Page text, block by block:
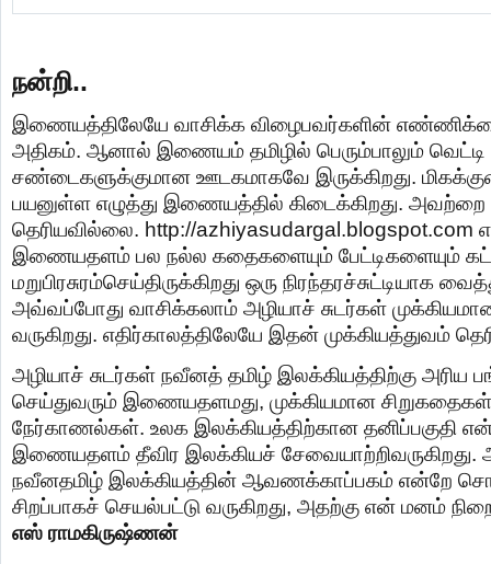
நன்றி..
இணையத்திலேயே வாசிக்க விழைபவர்களின்
அதிகம். ஆனால் இணையம் தமிழில் பெரும்பாலும்
சண்டைகளுக்குமான ஊடகமாகவே இருக்கிறது.
பயனுள்ள எழுத்து இணையத்தில் கிடைக்கிறது. அவற்றை
தெரியவில்லை. http://
இணையதளம் பல நல்ல கதைகளையும் பேட்டிகளையும்
மறுபிரசுரம்செய்திருக்கிறது ஒரு நிரந்தரச்சுட்டியாக
அவ்வப்போது வாசிக்கலாம் அழியாச் சுடர்கள்
வருகிறது. எதிர்காலத்திலேயே இதன் முக்கியத்துவம்
அழியாச் சுடர்கள் நவீனத் தமிழ் இலக்கியத்திற்கு அரிய
செய்துவரும் இணையதளமது, முக்கியமான
நேர்காணல்கள். உலக இலக்கியத்திற்கான தனிப்பகுதி
இணையதளம் தீவிர இலக்கியச் சேவையாற்றிவருகிறது.
நவீனதமிழ் இலக்கியத்தின் ஆவணக்காப்பகம் என்றே
சிறப்பாகச் செயல்பட்டு வருகிறது, அதற்கு என் மனம்
எஸ் ராமகிருஷ்ணன்